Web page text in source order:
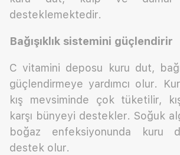
desteklemektedir.
Bağışıklık sistemini güçlendirir
C vitamini deposu kuru dut,
güçlendirmeye yardımcı olur.
kış mevsiminde çok tüketilir,
karşı bünyeyi destekler. Soğuk
boğaz enfeksiyonunda kuru
destek olur.